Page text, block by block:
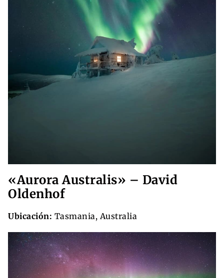
«Aurora Australis» – David
Oldenhof
Ubicación: Tasmania, Australia